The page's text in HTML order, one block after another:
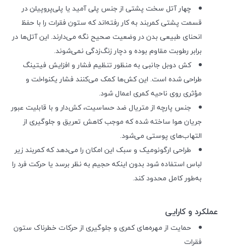
چهار آتل سخت پشتی از جنس پلی آمید یا پلی‌پروپیلن در
قسمت پشتی کمربند به کار رفته‌اند که ستون فقرات را با حفظ
انحنای طبیعی بدن در وضعیت صحیح نگه می‌دارند. این آتل‌ها در
برابر رطوبت مقاوم بوده و دچار زنگ‌زدگی نمی‌شوند.
کش دوبل جانبی به منظور تنظیم فشار و افزایش فیتینگ
طراحی شده است. این کش‌ها کمک می‌کنند فشار یکنواخت و
مؤثری روی ناحیه کمری اعمال شود.
جنس پارچه از متریال ضد حساسیت، کش‌دار و با قابلیت عبور
جریان هوا ساخته شده که موجب کاهش تعریق و جلوگیری از
التهاب‌های پوستی می‌شود.
طراحی ارگونومیک و سبک این امکان را می‌دهد که کمربند زیر
لباس استفاده شود بدون اینکه حجیم به نظر برسد یا حرکت فرد را
به‌طور کامل محدود کند.
عملکرد و کارایی
حمایت از مهره‌های کمری و جلوگیری از حرکات خطرناک ستون
فقرات